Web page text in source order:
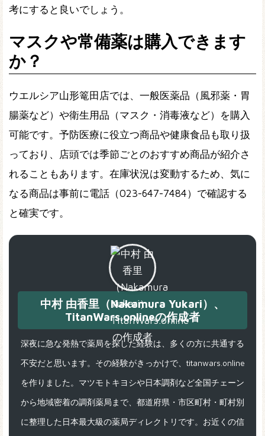
考にすると良いでしょう。
マスクや常備薬は購入できます
か？
ウエルシア山形篭田店では、一般医薬品（風邪薬・胃
腸薬など）や衛生用品（マスク・消毒液など）を購入
可能です。予防医療に役立つ商品や健康食品も取り扱
っており、店頭では季節ごとのおすすめ商品が紹介さ
れることもあります。在庫状況は変動するため、気に
なる商品は事前に電話（023-647-7484）で確認する
と確実です。
中村 由香里（Nakamura Yukari）、
TitanWars.onlineの作成者
深夜に急な発熱で薬局を探した経験は、多くの方に共通する
不安だと思います。その経験がきっかけで、titanwars.online
を作りました。マツモトキヨシや日本調剤など全国チェーン
から地域密着の調剤薬局まで、都道府県・市区町村・町村別
に整理した日本最大級の薬局ディレクトリです。お近くの信